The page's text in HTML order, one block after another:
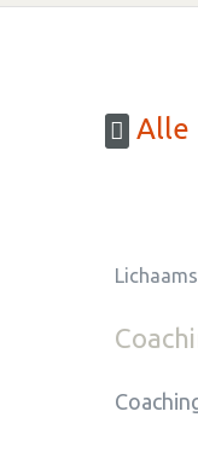
Alle